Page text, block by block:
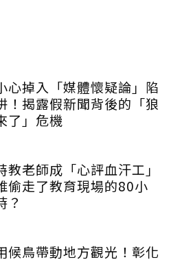
心掉入「媒體懷疑論」陷
！揭露假新聞背後的「狼
了」危機
教老師成「心評血汗工」
偷走了教育現場的80小
？
候鳥帶動地方觀光！彰化